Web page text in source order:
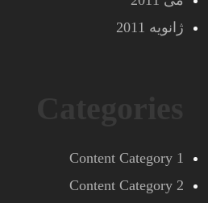
ژانویه 2011
Content Category 1
Content Category 2